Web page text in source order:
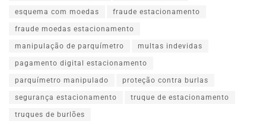
esquema com moedas fraude estacionamento
fraude moedas estacionamento
manipulação de parquímetro multas indevidas
pagamento digital estacionamento
parquímetro manipulado proteção contra burlas
segurança estacionamento truque de estacionamento
truques de burlões